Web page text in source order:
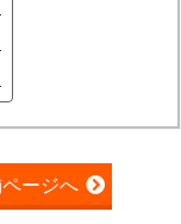
ージへ